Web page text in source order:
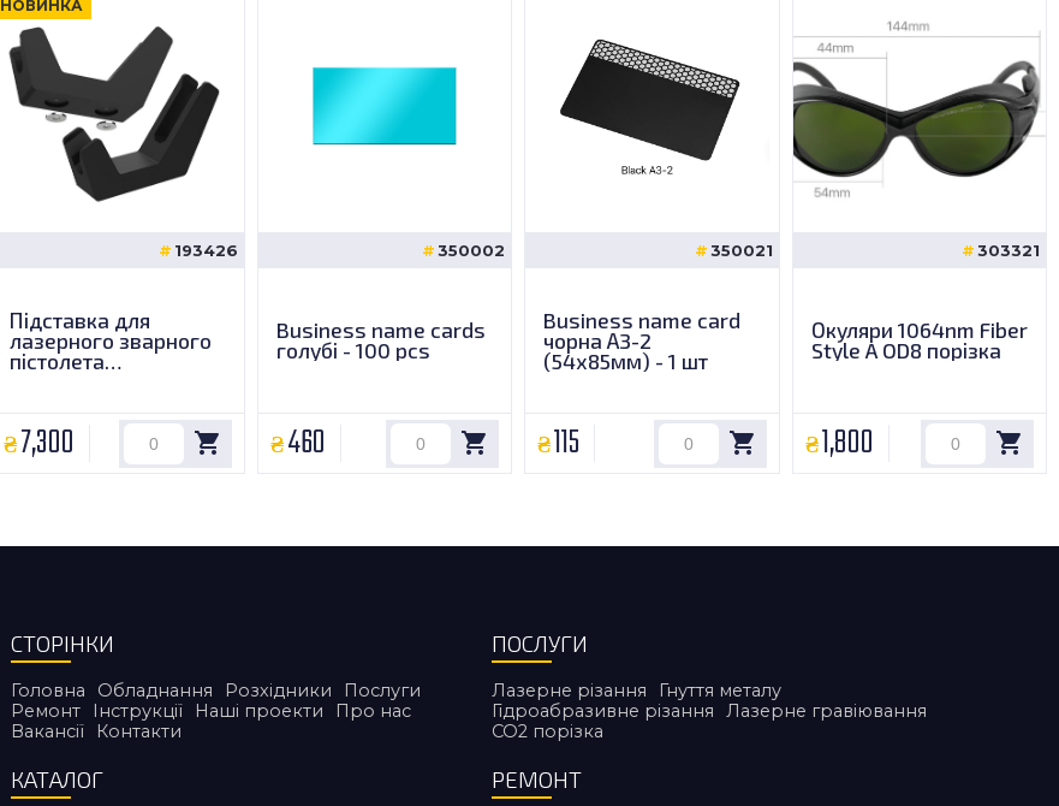
НОВИНКА
193426
Підставка для
лазерного зварного
пістолета
7,300
350002
Business name cards
голубі - 100 pcs
460
350021
Business name card
чорна А3-2
(54х85мм) - 1 шт
115
303321
Окуляри 1064nm Fiber
Style A OD8 порізка
1,800
СТОРІНКИ
Головна Обладнання Розхідники
Послуги
Ремонт
Інструкції Наші проекти
Про нас
Вакансії
Контакти
КАТАЛОГ
ПОСЛУГИ
Лазерне різання
Гнуття металу
Гідроабразивне різання
Лазерне гравіювання
CO2 порiзка
РЕМОНТ